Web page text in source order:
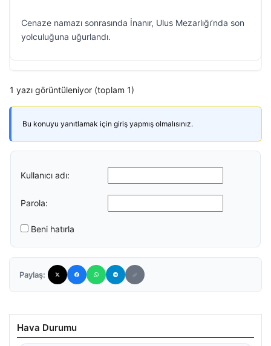
Cenaze namazı sonrasında İnanır, Ulus Mezarlığı’nda son
yolculuğuna uğurlandı.
1 yazı görüntüleniyor (toplam 1)
Bu konuyu yanıtlamak için giriş yapmış olmalısınız.
Kullanıcı adı:
Parola:
Beni hatırla
Paylaş:
Hava Durumu